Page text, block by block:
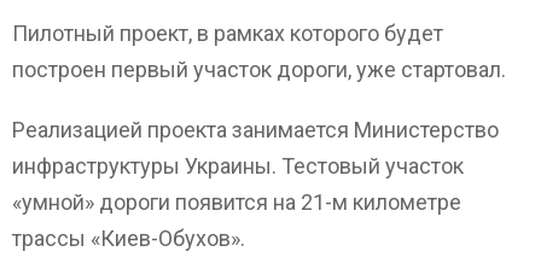
Пилотный проект, в рамках которого будет
построен первый участок дороги, уже стартовал.
Реализацией проекта занимается Министерство
инфраструктуры Украины. Тестовый участок
«умной» дороги появится на 21-м километре
трассы «Киев-Обухов».